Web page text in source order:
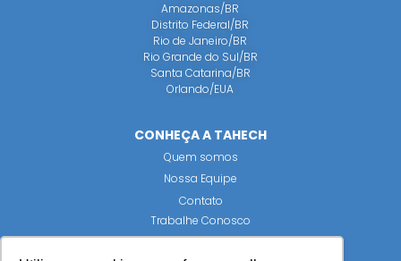
Amazonas/BR
Distrito Federal/BR
Rio de Janeiro/BR
Rio Grande do Sul/BR
Santa Catarina/BR
Orlando/EUA
CONHEÇA A TAHECH
Quem somos
Nossa Equipe
Contato
Trabalhe Conosco